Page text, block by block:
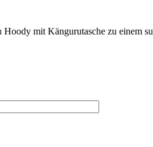
mit Kängurutasche zu einem